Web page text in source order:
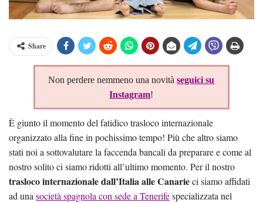
Share
Non perdere nemmeno una novitàseguici su
Instagram!
È giunto il momento del fatidico trasloco internazionale
organizzato alla fine in pochissimo tempo! Più che altro siamo
stati noi a sottovalutare la faccenda bancali da preparare e come al
nostro solito ci siamo ridotti all’ultimo momento. Per il nostro
trasloco internazionale dall’Italia alle Canarieci siamo affidati
ad una società spagnola con sede a Tenerifespecializzata nel